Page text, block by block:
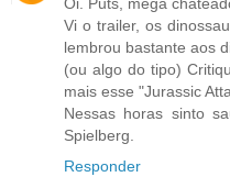
Vi o trailer, os
lembrou bastante aos
(ou algo do tipo)
mais esse "Jurassic
Nessas horas sinto
Spielberg.
Responder